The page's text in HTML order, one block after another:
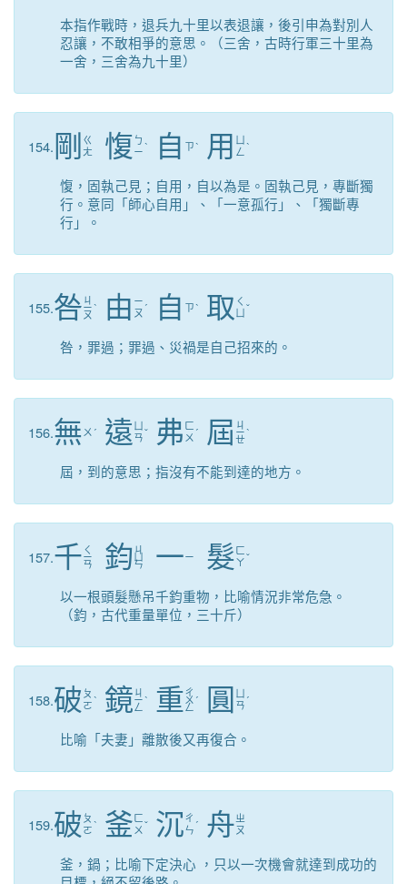
本指作戰時，退兵九十里以表退讓，後引申為對別人
忍讓，不敢相爭的意思。（三舍，古時行軍三十里為
一舍，三舍為九十里）
154. 剛
ㄍ
ㄤ
愎 ㄅ
ㄧˋ 自 ㄗˋ 用 ㄥ ˋ
愎，固執己見；自用，自以為是。固執己見，專斷獨
行。意同「師心自用」、「一意孤行」、「獨斷專
行」。
155.咎 ㄐ
ㄧ
ㄡ
ˋ 由 ㄧ
ㄡ ˊ 自 ㄗˋ 取 ㄑ
ˇ
咎，罪過；罪過、災禍是自己招來的。
156.無 ㄨ ˊ 遠 ㄢˇ 弗 ㄈ
ㄨ ˊ 屆 ㄐ
ㄧ
ㄝ
ˋ
屆，到的意思；指沒有不能到達的地方。
157.千 ㄑ
ㄧ
ㄢ 鈞 ㄐ
ㄩ
ㄣ 一ㄧ 髮 ㄈ
ㄚˇ
以一根頭髮懸吊千鈞重物，比喻情況非常危急。
（鈞，古代重量單位，三十斤）
158.破 ㄆ
ㄛˋ 鏡 ㄐ
ㄧ
ㄥ
ˋ 重ㄔ
ㄨ
ㄥ
ˊ 圓 ㄢ ˊ
比喻「夫妻」離散後又再復合。
159.破 ㄆ
ㄛˋ 釜 ㄈ
ㄨ ˇ 沉ㄔ
ㄣ ˊ 舟ㄓ
ㄡ
釜，鍋；比喻下定決心 ，只以一次機會就達到成功的